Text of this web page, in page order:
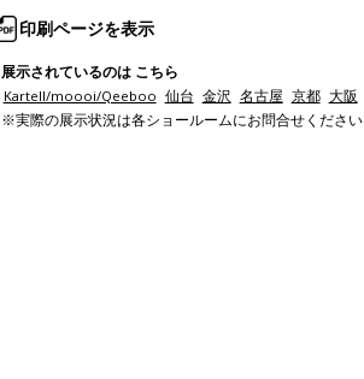
印刷ページを表示
展示されているのは こちら
Kartell/moooi/Qeeboo 仙台 金沢 名古屋 京都 大阪
※実際の展示状況は各ショールームにお問合せください